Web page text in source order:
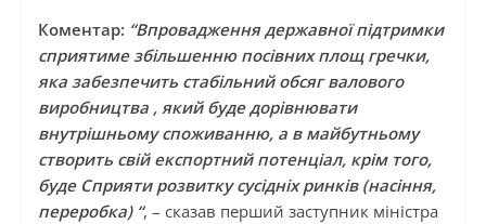
Коментар: “Впровадження державної підтримки
сприятиме збільшенню посівних площ гречки,
яка забезпечить стабільний обсяг валового
виробництва , який буде дорівнювати
внутрішньому споживанню, а в майбутньому
створить свій експортний потенціал, крім того,
буде Сприяти розвитку сусідніх ринків (насіння,
переробка) “, – сказав перший заступник міністра